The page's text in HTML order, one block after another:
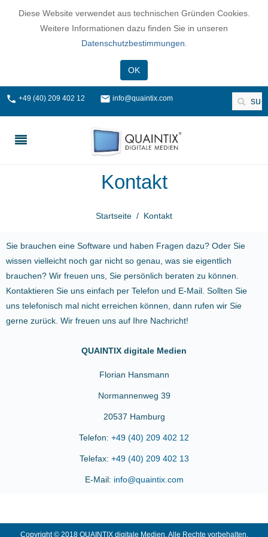
Diese Website verwendet aus technischen Gründen Cookies.
Weitere Informationen dazu finden Sie in unseren
Datenschutzbestimmungen
OK
+49 (40) 209 402 12 info@quaintix.com
Kontakt
Startseite Kontakt
Sie brauchen eine Software und haben Fragen dazu? Oder Sie
wissen vielleicht noch gar nicht so genau, was sie eigentlich
brauchen? Wir freuen uns, Sie persönlich beraten zu können.
Kontaktieren Sie uns einfach per Telefon und E-Mail. Sollten Sie
uns telefonisch mal nicht erreichen können, dann rufen wir Sie
gerne zurück. Wir freuen uns auf Ihre Nachricht!
QUAINTIX digitale Medien
Florian Hansmann
Normannenweg 39
20537 Hamburg
Telefon: +49 (40) 209 402 12
Telefax: +49 (40) 209 402 13
E-Mail: info@quaintix.com
Copyright © 2018 QUAINTIX digitale Medien. Alle Rechte vorbehalten.